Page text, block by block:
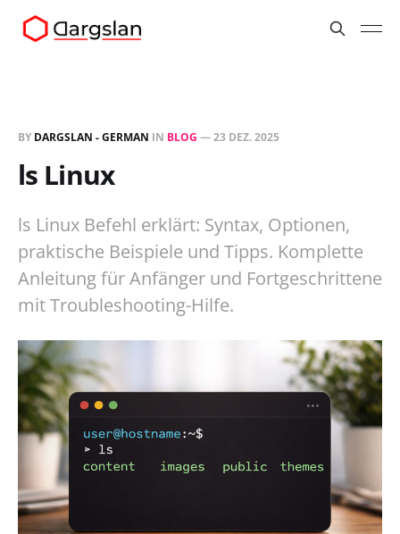
BY DARGSLAN - GERMAN IN BLOG —23 DEZ. 2025
ls Linux
ls Linux Befehl erklärt: Syntax, Optionen,
praktische Beispiele und Tipps. Komplette
Anleitung für Anfänger und Fortgeschrittene
mit Troubleshooting-Hilfe.